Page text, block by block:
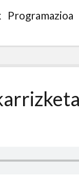
Programazioa